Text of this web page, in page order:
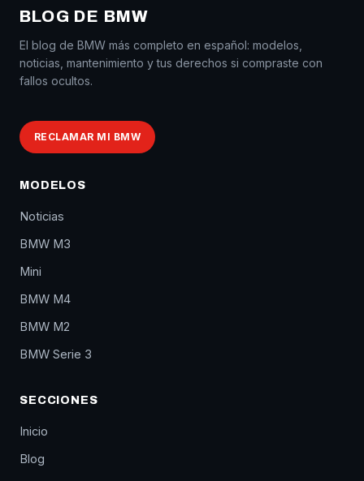
BLOG DE BMW
El blog de BMW más completo en español: modelos,
noticias, mantenimiento y tus derechos si compraste con
fallos ocultos.
RECLAMAR MI BMW
MODELOS
Noticias
BMW M3
Mini
BMW M4
BMW M2
BMW Serie 3
SECCIONES
Inicio
Blog